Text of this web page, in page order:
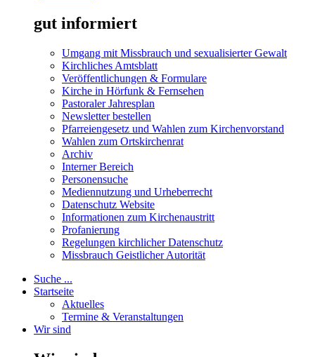
gut informiert
Umgang mit Missbrauch und sexualisierter Gewalt
Kirchliches Amtsblatt
Veröffentlichungen & Formulare
Kirche in Hörfunk & Fernsehen
Pastoraler Jahresplan
Newsletter bestellen
Pfarreiengesetz und Wahlen zum Kirchenvorstand
Wahlen zum Ortskirchenrat
Archiv
Interner Bereich
Personensuche
Mediennutzung und Urheberrecht
Datenschutz Website
Informationen zum Kirchenaustritt
Profanierung
Regelungen kirchlicher Datenschutz
Missbrauch Geistlicher Autorität
Suche ...
Startseite
Aktuelles
Termine & Veranstaltungen
Wir sind